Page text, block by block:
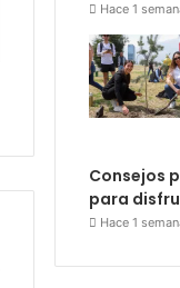
Hace 1
Consejos
para
Hace 1